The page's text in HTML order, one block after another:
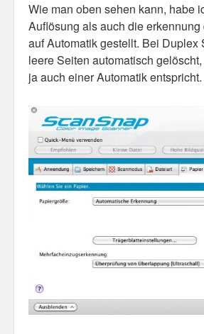
Sideblog
Wie man oben sehen kann, habe
Auflösung als auch die
auf Automatik gestellt. Bei Duplex
leere Seiten automatisch
ja auch einer Automatik entspricht.